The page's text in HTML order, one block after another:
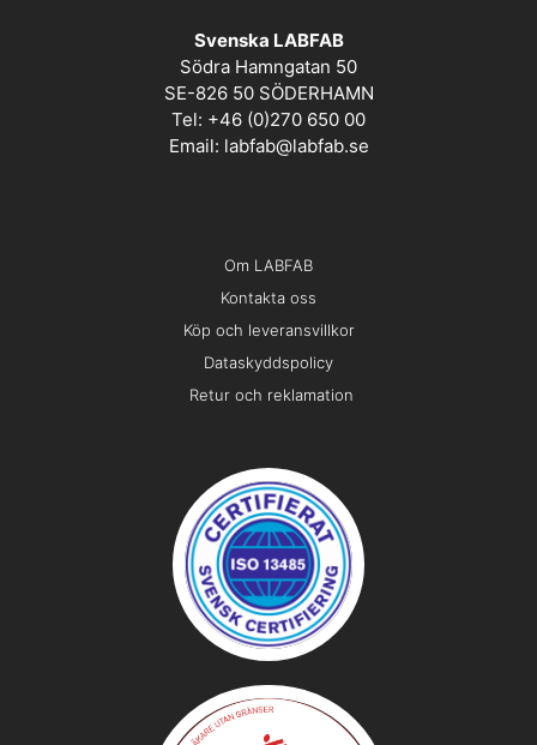
Svenska LABFAB
Södra Hamngatan 50
SE-826 50 SÖDERHAMN
Tel: +46 (0)270 650 00
Email: labfab@labfab.se
Om LABFAB
Kontakta oss
Köp och leveransvillkor
Dataskyddspolicy
Retur och reklamation